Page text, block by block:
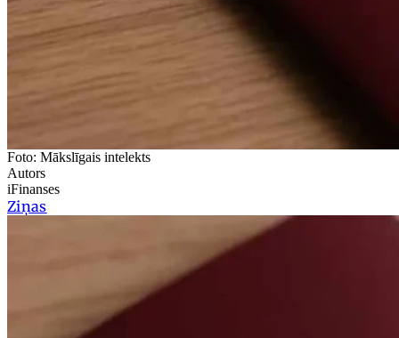
Foto: Mākslīgais intelekts
Autors
iFinanses
Ziņas